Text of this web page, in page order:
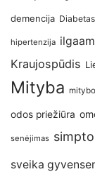
demencija Diabetas
hipertenzija
Kraujospūdis
Mityba
odos priežiūra
senėjimas
sveika